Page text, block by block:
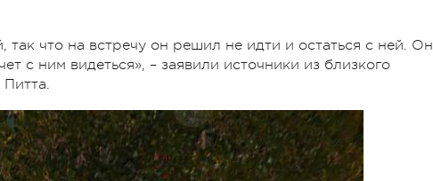
что на встречу он решил не идти и остаться с ней. Он
с ним видеться», – заявили источники из близкого